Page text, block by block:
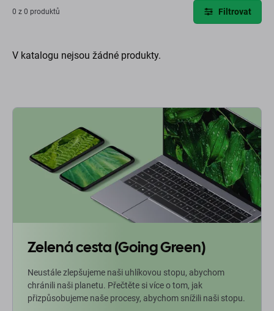
0 z 0 produktů Filtrovat
V katalogu nejsou žádné produkty.
Zelená cesta (Going Green)
Neustále zlepšujeme naši uhlíkovou stopu, abychom
chránili naši planetu. Přečtěte si více o tom, jak
přizpůsobujeme naše procesy, abychom snížili naši stopu.